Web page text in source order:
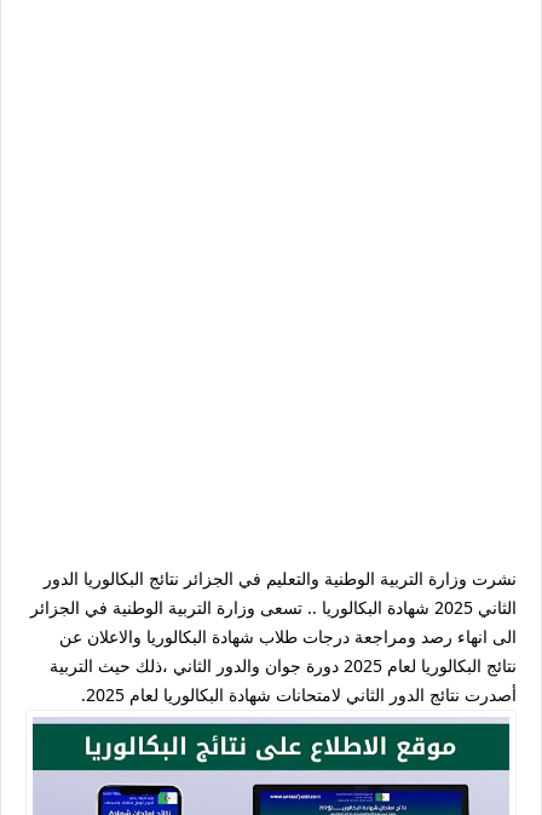
نشرت وزارة التربية الوطنية والتعليم في الجزائر نتائج البكالوريا الدور
الثاني 2025 شهادة البكالوريا .. تسعى وزارة التربية الوطنية في الجزائر
الى انهاء رصد ومراجعة درجات طلاب شهادة البكالوريا والاعلان عن
نتائج البكالوريا لعام 2025 دورة جوان والدور الثاني ،ذلك حيث التربية
أصدرت نتائج الدور الثاني لامتحانات شهادة البكالوريا لعام 2025.